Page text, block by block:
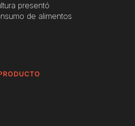
presentó
de alimentos